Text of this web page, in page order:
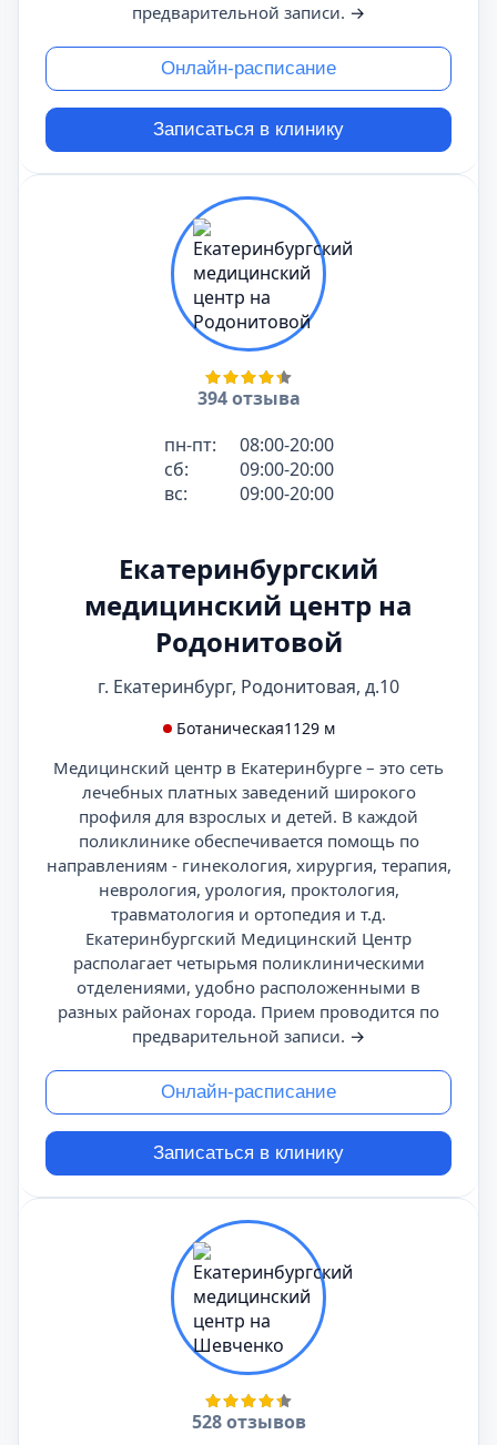
предварительной записи. →
Онлайн-расписание
Записаться в клинику
394 отзыва
пн-пт:
08:00-20:00
сб:
09:00-20:00
вс:
09:00-20:00
Екатеринбургский
медицинский центр на
Родонитовой
г. Екатеринбург, Родонитовая, д.10
Ботаническая1129 м
Медицинский центр в Екатеринбурге – это сеть
лечебных платных заведений широкого
профиля для взрослых и детей. В каждой
поликлинике обеспечивается помощь по
направлениям - гинекология, хирургия, терапия,
неврология, урология, проктология,
травматология и ортопедия и т.д.
Екатеринбургский Медицинский Центр
располагает четырьмя поликлиническими
отделениями, удобно расположенными в
разных районах города. Прием проводится по
предварительной записи. →
Онлайн-расписание
Записаться в клинику
528 отзывов